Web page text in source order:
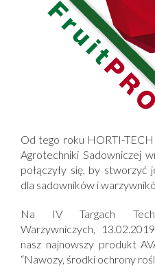
Od tego roku HORTI-
Agrotechniki Sadowniczej
połączyły się, by stworzyć
dla sadowników i
Na IV Targach
Warzywniczych,
nasz najnowszy produkt
“Nawozy, środki ochrony